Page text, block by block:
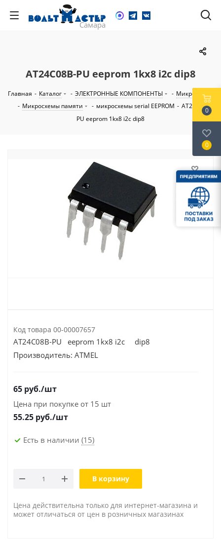
AT24C08B-PU eeprom 1kх8 i2c dip8
Главная - Каталог - ЭЛЕКТРОННЫЕ КОМПОНЕНТЫ - Микросхемы
- Микросхемы памяти - микросхемы serial EEPROM - AT24C08B-
PU eeprom 1kх8 i2c dip8
Код товара 00-00007657
AT24C08B-PU eeprom 1kх8 i2c dip8
Производитель: ATMEL
65 руб./шт
Цена при покупке от 15 шт
55.25 руб./шт
Есть в наличии (15)
В корзину
Цена действительна только для интернет-магазина и
может отличаться от цен в розничных магазинах
0
0